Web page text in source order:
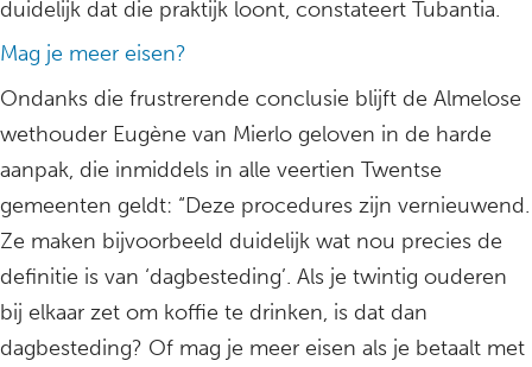
duidelijk dat die praktijk loont, constateert Tubantia.
Mag je meer eisen?
Ondanks die frustrerende conclusie blijft de Almelose
wethouder Eugène van Mierlo geloven in de harde
aanpak, die inmiddels in alle veertien Twentse
gemeenten geldt: “Deze procedures zijn vernieuwend.
Ze maken bijvoorbeeld duidelijk wat nou precies de
definitie is van ‘dagbesteding’. Als je twintig ouderen
bij elkaar zet om koffie te drinken, is dat dan
dagbesteding? Of mag je meer eisen als je betaalt met